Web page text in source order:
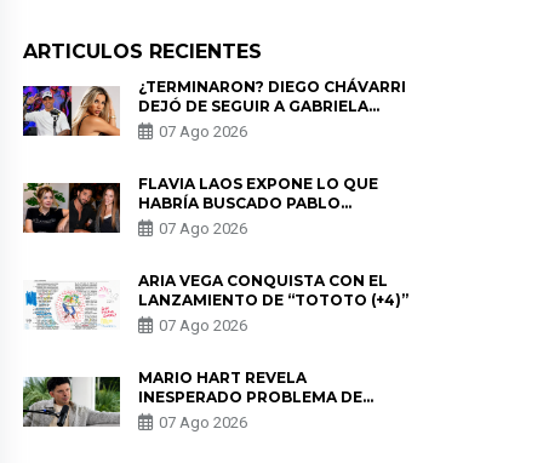
ARTICULOS RECIENTES
¿TERMINARON? DIEGO CHÁVARRI
DEJÓ DE SEGUIR A GABRIELA
HERRERA Y ANUNCIA SU SALIDA
DE PÓDCAST
07 Ago 2026
FLAVIA LAOS EXPONE LO QUE
HABRÍA BUSCADO PABLO
HEREDIA CON ALE FULLER: “UNA
DE LAS PARTES QUERÍA EL
07 Ago 2026
ARIA VEGA CONQUISTA CON EL
LANZAMIENTO DE “TOTOTO (+4)”
07 Ago 2026
MARIO HART REVELA
INESPERADO PROBLEMA DE
SALUD ANTES DE SEPARARSE DE
KORINA: “ME ENCONTRARON UN
07 Ago 2026